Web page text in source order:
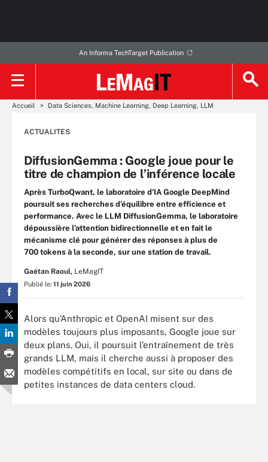
An Informa TechTarget Publication
Accueil Data Sciences, Machine Learning, Deep Learning, LLM
ACTUALITES
DiffusionGemma : Google joue pour le
titre de champion de l’inférence locale
Après TurboQwant, le laboratoire d’IA Google DeepMind
poursuit ses recherches d’équilibre entre efficience et
performance. Avec le LLM DiffusionGemma, le laboratoire
dépoussière l’attention bidirectionnelle et en fait le
mécanisme clé pour générer des réponses à plus de
700 tokens à la seconde, sur une station de travail.
Gaétan Raoul, LeMagIT
Publié le: 11 juin 2026
Alors qu’Anthropic et OpenAI misent sur des
modèles toujours plus imposants, Google joue sur
deux plans. Oui, il poursuit l’entraînement de très
grands LLM, mais il cherche aussi à proposer des
modèles compétitifs en local, sur site ou dans de
petites instances de data centers cloud.